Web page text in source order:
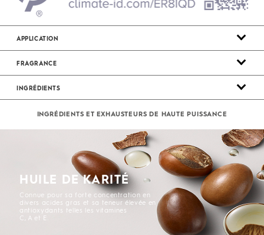
APPLICATION
FRAGRANCE
INGRÉDIENTS
INGRÉDIENTS ET EXHAUSTEURS DE HAUTE PUISSANCE
HUILE DE KARITÉ
Connue pour sa forte concentration en
divers acides gras et sa teneur élevée en
antioxydants telles les vitamines
C, A et E.